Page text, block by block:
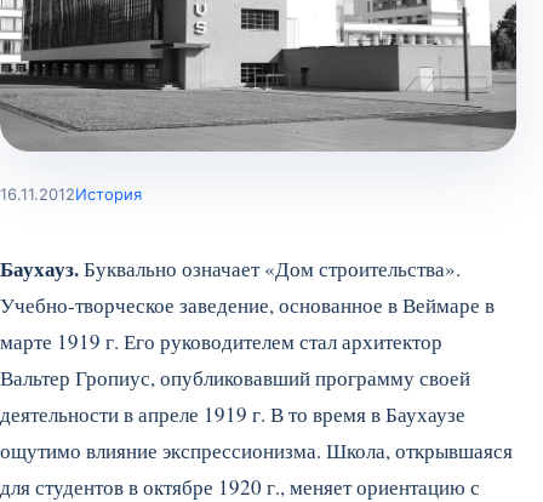
16.11.2012История
Баухауз.Буквально означает «Дом строительства».
Учебно-творческое заведение, основанное в Веймаре в
марте 1919 г. Его руководителем стал архитектор
Вальтер Гропиус, опубликовавший программу своей
деятельности в апреле 1919 г. В то время в Баухаузе
ощутимо влияние экспрессионизма. Школа, открывшаяся
для студентов в октябре 1920 г., меняет ориентацию с